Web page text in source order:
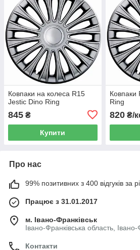
Ковпаки на колеса R15
Jestic Dino Ring
845 ₴
Купити
Ковпаки
Ring
820₴/
Про нас
99% позитивних з 400 відгуків за
Працює з 31.01.2017
м. Івано-Франківськ
Івано-Франківська область, Івано-
Контакти